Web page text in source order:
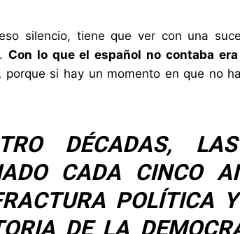
silencio, tiene que ver con una
Con lo que el español no contaba
porque si hay un momento en que no
DÉCADAS,
CADA CINCO
POLÍTICA
DE LA